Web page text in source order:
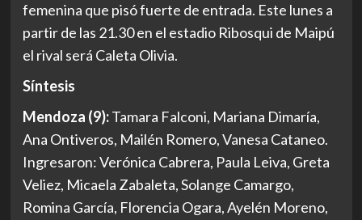
femenina que pisó fuerte de entrada. Este lunes a
partir de las 21.30 en el estadio Ribosqui de Maipú
el rival será Caleta Olivia.
Síntesis
Mendoza (9):Tamara Falconi, Mariana Dimaría,
Ana Ontiveros, Mailén Romero, Vanesa Cataneo.
Ingresaron: Verónica Cabrera, Paula Leiva, Greta
Veliez, Micaela Zabaleta, Solange Camargo,
Romina García, Florencia Ogara, Ayelén Moreno,